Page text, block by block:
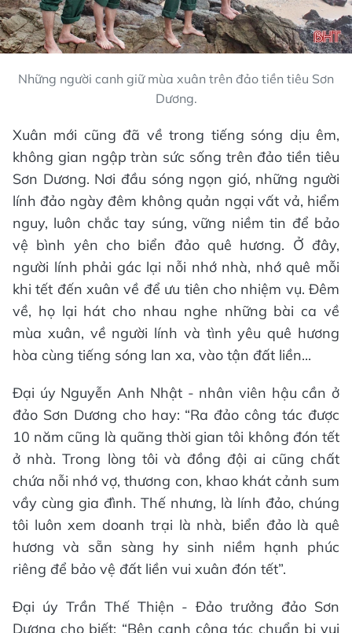
Những người canh giữ mùa xuân trên đảo tiền tiêu Sơn
Dương.
Xuân mới cũng đã về trong tiếng sóng dịu êm,
không gian ngập tràn sức sống trên đảo tiền tiêu
Sơn Dương. Nơi đầu sóng ngọn gió, những người
lính đảo ngày đêm không quản ngại vất vả, hiểm
nguy, luôn chắc tay súng, vững niềm tin để bảo
vệ bình yên cho biển đảo quê hương. Ở đây,
người lính phải gác lại nỗi nhớ nhà, nhớ quê mỗi
khi tết đến xuân về để ưu tiên cho nhiệm vụ. Đêm
về, họ lại hát cho nhau nghe những bài ca về
mùa xuân, về người lính và tình yêu quê hương
hòa cùng tiếng sóng lan xa, vào tận đất liền...
Đại úy Nguyễn Anh Nhật - nhân viên hậu cần ở
đảo Sơn Dương cho hay: “Ra đảo công tác được
10 năm cũng là quãng thời gian tôi không đón tết
ở nhà. Trong lòng tôi và đồng đội ai cũng chất
chứa nỗi nhớ vợ, thương con, khao khát cảnh sum
vầy cùng gia đình. Thế nhưng, là lính đảo, chúng
tôi luôn xem doanh trại là nhà, biển đảo là quê
hương và sẵn sàng hy sinh niềm hạnh phúc
riêng để bảo vệ đất liền vui xuân đón tết”.
Đại úy Trần Thế Thiện - Đảo trưởng đảo Sơn
Dương cho biết: “Bên cạnh công tác chuẩn bị vui